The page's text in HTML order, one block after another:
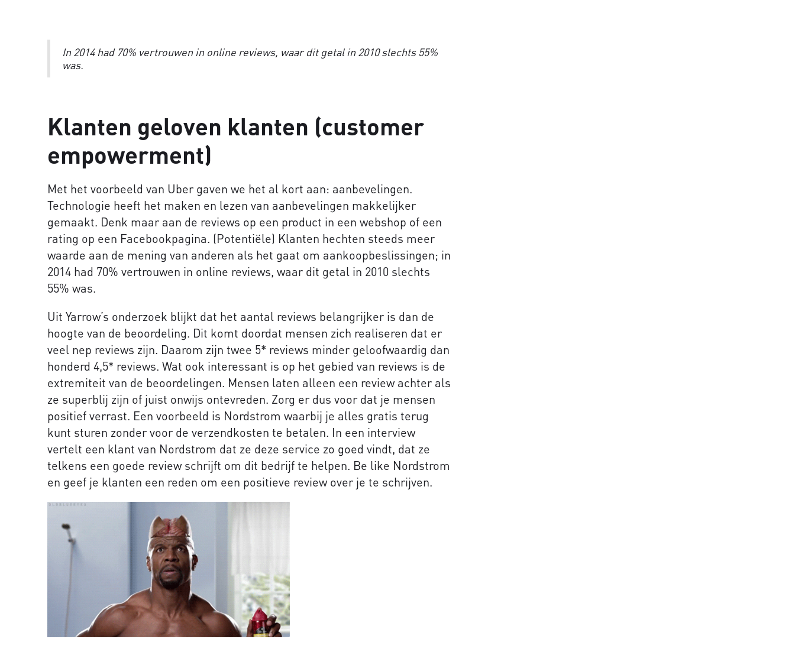
In 2014 had 70% vertrouwen in online reviews, waar dit getal in 2010 slechts 55%
was.
Klanten geloven klanten (customer
empowerment)
Met het voorbeeld van Uber gaven we het al kort aan: aanbevelingen.
Technologie heeft het maken en lezen van aanbevelingen makkelijker
gemaakt. Denk maar aan de reviews op een product in een webshop of een
rating op een Facebookpagina. (Potentiële) Klanten hechten steeds meer
waarde aan de mening van anderen als het gaat om aankoopbeslissingen; in
2014 had 70% vertrouwen in online reviews, waar dit getal in 2010 slechts
55% was.
Uit Yarrow’s onderzoek blijkt dat het aantal reviews belangrijker is dan de
hoogte van de beoordeling. Dit komt doordat mensen zich realiseren dat er
veel nep reviews zijn. Daarom zijn twee 5* reviews minder geloofwaardig dan
honderd 4,5* reviews. Wat ook interessant is op het gebied van reviews is de
extremiteit van de beoordelingen. Mensen laten alleen een review achter als
ze superblij zijn of juist onwijs ontevreden. Zorg er dus voor dat je mensen
positief verrast. Een voorbeeld is Nordstrom waarbij je alles gratis terug
kunt sturen zonder voor de verzendkosten te betalen. In een interview
vertelt een klant van Nordstrom dat ze deze service zo goed vindt, dat ze
telkens een goede review schrijft om dit bedrijf te helpen. Be like Nordstrom
en geef je klanten een reden om een positieve review over je te schrijven.